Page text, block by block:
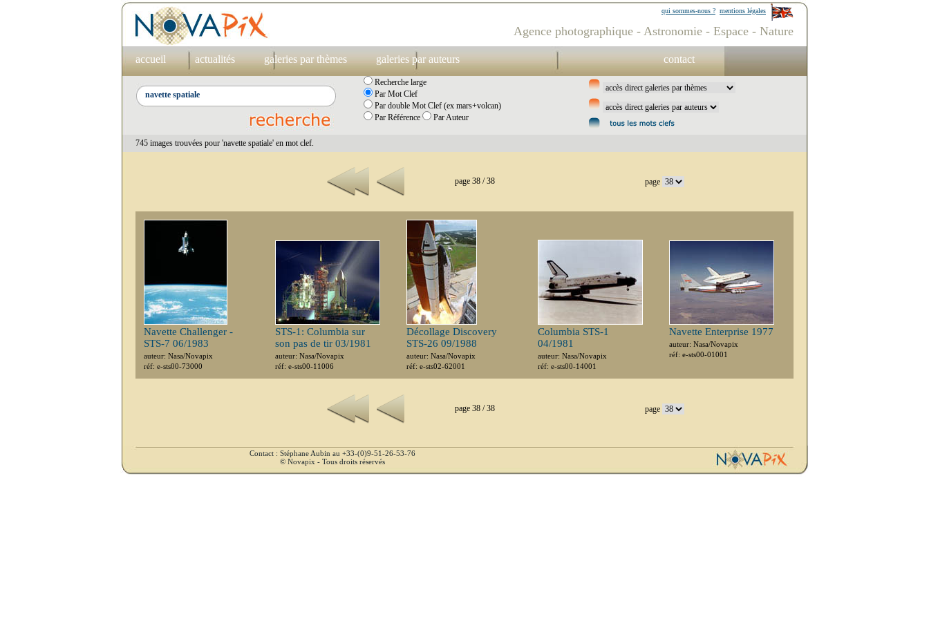
mentions légales
qui sommes-nous ?
Agence photographique - Astronomie - Espace - Nature
accueil actualités galeries par thèmes galeries par auteurs contact
Recherche large
Par Mot Clef
Par double Mot Clef (ex mars+volcan)
Par Référence
Par Auteur
745 images trouvées pour 'navette spatiale' en mot clef.
page 38 / 38 page
Navette Challenger -
STS-7 06/1983
auteur: Nasa/Novapix
réf: e-sts00-73000
STS-1: Columbia sur
son pas de tir 03/1981
auteur: Nasa/Novapix
réf: e-sts00-11006
Décollage Discovery
STS-26 09/1988
auteur: Nasa/Novapix
réf: e-sts02-62001
Columbia STS-1
04/1981
auteur: Nasa/Novapix
réf: e-sts00-14001
Navette Enterprise 1977
auteur: Nasa/Novapix
réf: e-sts00-01001
page 38 / 38 page
Contact : Stéphane Aubin au +33-(0)9-51-26-53-76
© Novapix - Tous droits réservés